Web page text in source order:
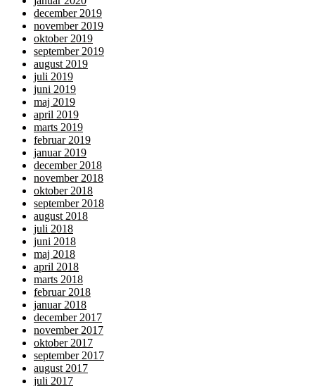
december 2019
november 2019
oktober 2019
september 2019
august 2019
juli 2019
juni 2019
maj 2019
april 2019
marts 2019
februar 2019
januar 2019
december 2018
november 2018
oktober 2018
september 2018
august 2018
juli 2018
juni 2018
maj 2018
april 2018
marts 2018
februar 2018
januar 2018
december 2017
november 2017
oktober 2017
september 2017
august 2017
juli 2017